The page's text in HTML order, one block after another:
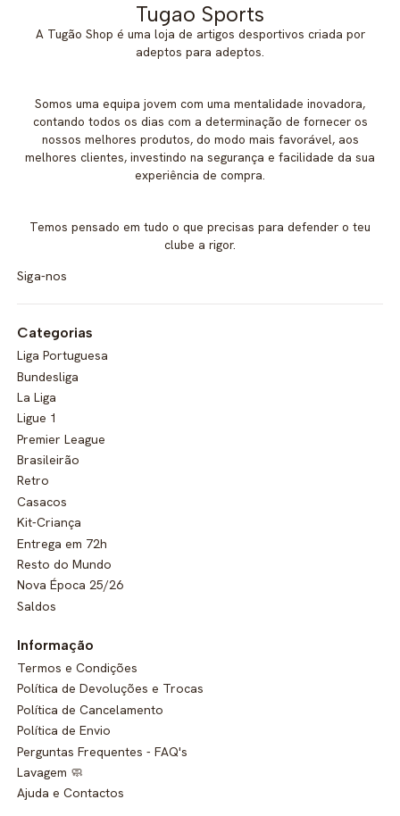
Tugao Sports
A Tugão Shop é uma loja de artigos desportivos criada por
adeptos para adeptos.
Somos uma equipa jovem com uma mentalidade inovadora,
contando todos os dias com a determinação de fornecer os
nossos melhores produtos, do modo mais favorável, aos
melhores clientes, investindo na segurança e facilidade da sua
experiência de compra.
Temos pensado em tudo o que precisas para defender o teu
clube a rigor.
Siga-nos
Categorias
Liga Portuguesa
Bundesliga
La Liga
Ligue 1
Premier League
Brasileirão
Retro
Casacos
Kit-Criança
Entrega em 72h
Resto do Mundo
Nova Época 25/26
Saldos
Informação
Termos e Condições
Política de Devoluções e Trocas
Política de Cancelamento
Política de Envio
Perguntas Frequentes - FAQ's
Lavagem 🧼
Ajuda e Contactos